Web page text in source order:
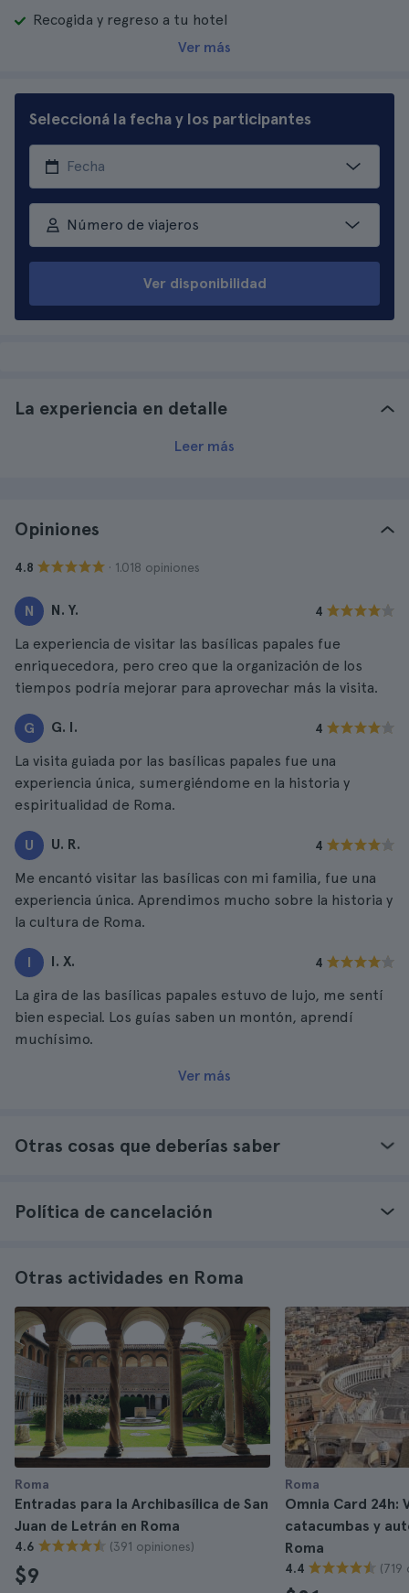
Recogida y regreso a tu hotel
Ver más
Seleccioná la fecha y los participantes
Número de viajeros
Ver disponibilidad
La experiencia en detalle
Leer más
Opiniones
4.8 · 1.018 opiniones
N N. Y. 4
La experiencia de visitar las basílicas papales fue
enriquecedora, pero creo que la organización de los
tiempos podría mejorar para aprovechar más la visita.
G G. I. 4
La visita guiada por las basílicas papales fue una
experiencia única, sumergiéndome en la historia y
espiritualidad de Roma.
U U. R. 4
Me encantó visitar las basílicas con mi familia, fue una
experiencia única. Aprendimos mucho sobre la historia y
la cultura de Roma.
I I. X. 4
La gira de las basílicas papales estuvo de lujo, me sentí
bien especial. Los guías saben un montón, aprendí
muchísimo.
Ver más
Otras cosas que deberías saber
Política de cancelación
Otras actividades en Roma
Roma
Entradas para la Archibasílica de San
Juan de Letrán en Roma
4.6 (391 opiniones)
$9
Roma
Omnia Card 24h:
catacumbas y
Roma
4.4 (719